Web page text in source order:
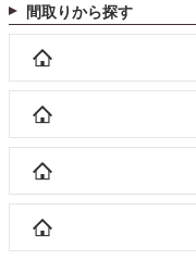
間取りから探す